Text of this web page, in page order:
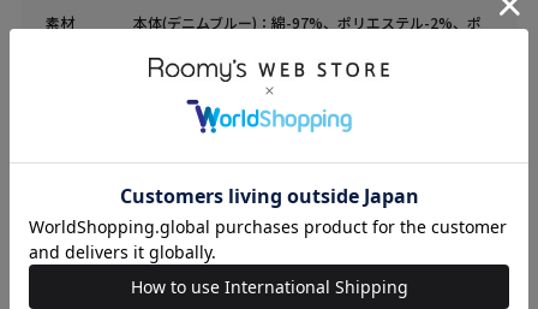
素材
本体(デニムブルー)：綿-97%、ポリエステル-2%、ポ
ステル-23%、ポリウレタン-2%、フェイクファー部
分：ポリエステル-100%
送料
送料無料 （送料について）
返品特約
品名
ファーデニムパンツ
62533217